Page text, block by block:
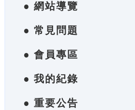
● 網站導覽
● 常見問題
● 會員專區
● 我的紀錄
● 重要公告